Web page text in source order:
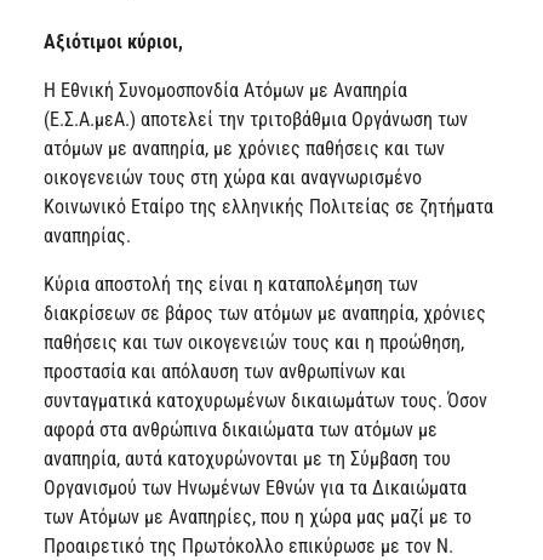
Αξιότιμοι κύριοι,
Η Εθνική Συνομοσπονδία Ατόμων με Αναπηρία
(Ε.Σ.Α.μεΑ.) αποτελεί την τριτοβάθμια Οργάνωση των
ατόμων με αναπηρία, με χρόνιες παθήσεις και των
οικογενειών τους στη χώρα και αναγνωρισμένο
Κοινωνικό Εταίρο της ελληνικής Πολιτείας σε ζητήματα
αναπηρίας.
Κύρια αποστολή της είναι η καταπολέμηση των
διακρίσεων σε βάρος των ατόμων με αναπηρία, χρόνιες
παθήσεις και των οικογενειών τους και η προώθηση,
προστασία και απόλαυση των ανθρωπίνων και
συνταγματικά κατοχυρωμένων δικαιωμάτων τους. Όσον
αφορά στα ανθρώπινα δικαιώματα των ατόμων με
αναπηρία, αυτά κατοχυρώνονται με τη Σύμβαση του
Οργανισμού των Ηνωμένων Εθνών για τα Δικαιώματα
των Ατόμων με Αναπηρίες, που η χώρα μας μαζί με το
Προαιρετικό της Πρωτόκολλο επικύρωσε με τον Ν.